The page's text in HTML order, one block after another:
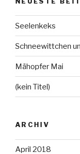
Seelenkeks
Schneewittchen
Mähopfer Mai
(kein Titel)
ARCHIV
April 2018